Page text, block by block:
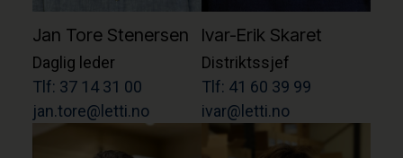
Jan Tore Stenersen
Daglig leder
Tlf: 37 14 31 00
jan.tore@letti.no
Ivar-Erik Skaret
Distriktssjef
Tlf: 41 60 39 99
ivar@letti.no